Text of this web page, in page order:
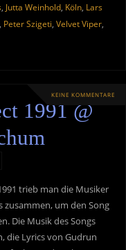
, Jutta Weinhold, Köln, Lars
Peter Szigeti, Velvet Viper,
KEINE KOMMENTARE
1991 @
trieb man die Musiker
um den Song
Die Musik des Songs
die Lyrics von Gudrun